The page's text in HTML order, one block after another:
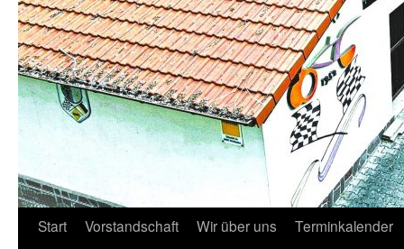
Start Vorstandschaft Wir über uns
Terminkalender